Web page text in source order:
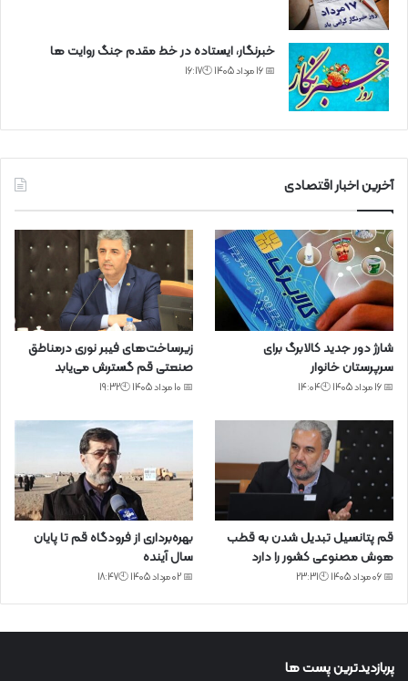
خبرنگار، ایستاده در خط مقدم جنگ روایت ها
📅 16 مرداد 1405 🕙16:17
آخرین اخبار اقتصادی
شارژ دور جدید کالابرگ برای
سرپرستان خانوار
📅 16 مرداد 1405 🕙14:04
زیرساخت‌های فیبر نوری درمناطق
صنعتی قم گسترش می‌یابد
📅 10 مرداد 1405 🕙19:32
قم پتانسیل تبدیل شدن به قطب
هوش مصنوعی کشور را دارد
📅 06 مرداد 1405 🕙23:31
بهره‌برداری از فرودگاه قم تا پایان
سال آینده
📅 02 مرداد 1405 🕙18:47
پربازدیدترین پست ها